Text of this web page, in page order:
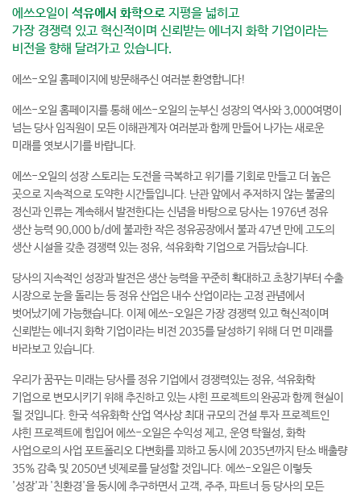
에쓰오일이 석유에서 화학으로 지평을 넓히고
가장 경쟁력 있고 혁신적이며 신뢰받는 에너지 화학 기업이라는
비전을 향해 달려가고 있습니다.
에쓰-오일 홈페이지에 방문해주신 여러분 환영합니다!
에쓰-오일 홈페이지를 통해 에쓰-오일의 눈부신 성장의 역사와 3,000여명이
넘는 당사 임직원이 모든 이해관계자 여러분과 함께 만들어 나가는 새로운
미래를 엿보시기를 바랍니다.
에쓰-오일의 성장 스토리는 도전을 극복하고 위기를 기회로 만들고 더 높은
곳으로 지속적으로 도약한 시간들입니다. 난관 앞에서 주저하지 않는 불굴의
정신과 인류는 계속해서 발전한다는 신념을 바탕으로 당사는 1976년 정유
생산 능력 90,000 b/d에 불과한 작은 정유공장에서 불과 47년 만에 고도의
생산 시설을 갖춘 경쟁력 있는 정유, 석유화학 기업으로 거듭났습니다.
당사의 지속적인 성장과 발전은 생산 능력을 꾸준히 확대하고 초창기부터 수출
시장으로 눈을 돌리는 등 정유 산업은 내수 산업이라는 고정 관념에서
벗어났기에 가능했습니다. 이제 에쓰-오일은 가장 경쟁력 있고 혁신적이며
신뢰받는 에너지 화학 기업이라는 비전 2035를 달성하기 위해 더 먼 미래를
바라보고 있습니다.
우리가 꿈꾸는 미래는 당사를 정유 기업에서 경쟁력있는 정유, 석유화학
기업으로 변모시키기 위해 추진하고 있는 샤힌 프로젝트의 완공과 함께 현실이
될 것입니다. 한국 석유화학 산업 역사상 최대 규모의 건설 투자 프로젝트인
샤힌 프로젝트에 힘입어 에쓰-오일은 수익성 제고, 운영 탁월성, 화학
사업으로의 사업 포트폴리오 다변화를 꾀하고 동시에 2035년까지 탄소 배출량
35% 감축 및 2050년 넷제로를 달성할 것입니다. 에쓰-오일은 이렇듯
'성장'과 '친환경'을 동시에 추구하면서 고객, 주주, 파트너 등 당사의 모든